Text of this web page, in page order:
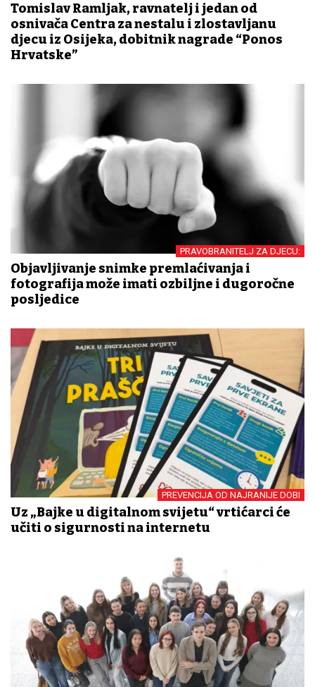
Tomislav Ramljak, ravnatelj i jedan od
osnivača Centra za nestalu i zlostavljanu
djecu iz Osijeka, dobitnik nagrade “Ponos
Hrvatske”
PRAVOBRANITELJ ZA DJECU:
Objavljivanje snimke premlaćivanja i
fotografija može imati ozbiljne i dugoročne
posljedice
PREVENCIJA OD NAJRANIJE DOBI
Uz „Bajke u digitalnom svijetu“ vrtićarci će
učiti o sigurnosti na internetu